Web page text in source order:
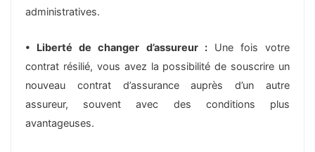
administratives.
• Liberté de changer d’assureur :Une fois votre
contrat résilié, vous avez la possibilité de souscrire un
nouveau contrat d’assurance auprès d’un autre
assureur, souvent avec des conditions plus
avantageuses.